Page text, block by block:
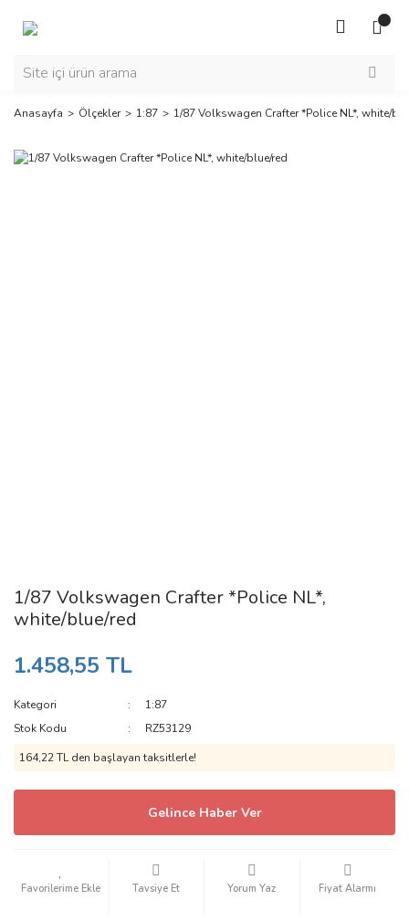
Anasayfa Ölçekler 1:87 1/87 Volkswagen Crafter *Police NL*, white/
1/87 Volkswagen Crafter *Police NL*,
white/blue/red
1.458,55 TL
Kategori
1:87
Stok Kodu
RZ53129
164,22 TL den başlayan taksitlerle!
Gelince Haber Ver
Tavsiye Et Yorum Yaz Fiyat Alarmı